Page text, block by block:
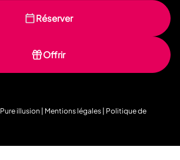
Réserver
Offrir
Pure illusion Mentions légales Politique de